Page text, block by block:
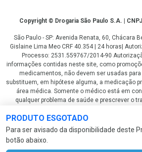
PRODUTO ESGOTADO
Para ser avisado da disponibilidade deste
botão abaixo.
CopyrightCopyright © Drogaria São Paulo S.A. |
São Paulo - SP: Avenida Renata, 60, Chácara
Gislaine Lima Meo CRF 40.354 | 24 horas|
Processo: 2531.559767/2014-90
informações contidas neste site, como
medicamentos, não devem ser usadas
substituem, em hipótese alguma, a medicação
área médica. Somente o médico está em
qualquer problema de saúde e prescrever o
fotos contidas em nosso site são
disponibilidade sujeitos a alterações no
antimicrobianos vendas apenas em lojas físicas
344 - 01/02/1999 - Ministério da Saúde. Horário